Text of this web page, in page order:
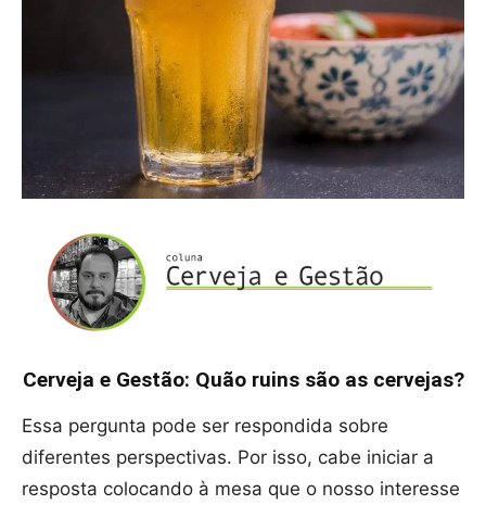
Cerveja e Gestão: Quão ruins são as cervejas?
Essa pergunta pode ser respondida sobre
diferentes perspectivas. Por isso, cabe iniciar a
resposta colocando à mesa que o nosso interesse